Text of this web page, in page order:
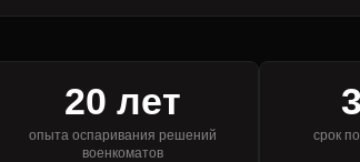
20 лет
опыта оспаривания решений
военкоматов
срок